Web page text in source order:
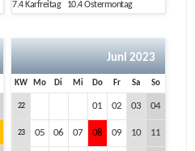
7.4Karfreitag 10.4Ostermontag
Juni 2023
KW Mo Di Mi Do Fr Sa So
22 01 02 03 04
23 05 06 07 08 09 10 11